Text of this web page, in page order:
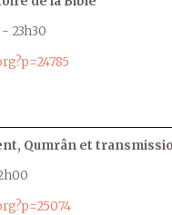
- 23h30
Qumrân et